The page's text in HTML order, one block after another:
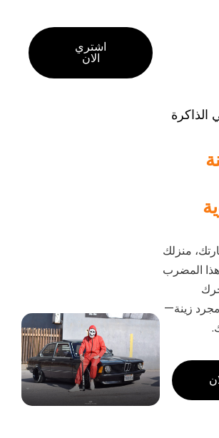
اشتري
الان
منزلك
المضرب
زينة—